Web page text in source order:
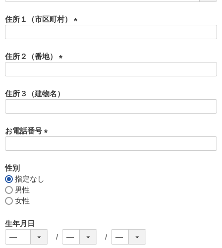
須
)
住所１（市区町村）
住所２（番地）
須
住所３（建物名）
お電話番号
性別
指定なし
男性
女性
生年月日